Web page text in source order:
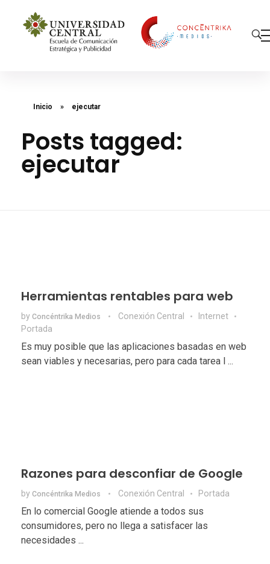
Inicio » ejecutar
Posts tagged:
ejecutar
Herramientas rentables para web
by Concéntrika Medios Conexión Central
Internet
Portada
Es muy posible que las aplicaciones basadas en web
sean viables y necesarias, pero para cada tarea l ...
Razones para desconfiar de Google
by Concéntrika Medios Conexión Central Portada
En lo comercial Google atiende a todos sus
consumidores, pero no llega a satisfacer las
necesidades ...